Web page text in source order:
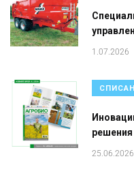
1.07.2026
25.06.2026